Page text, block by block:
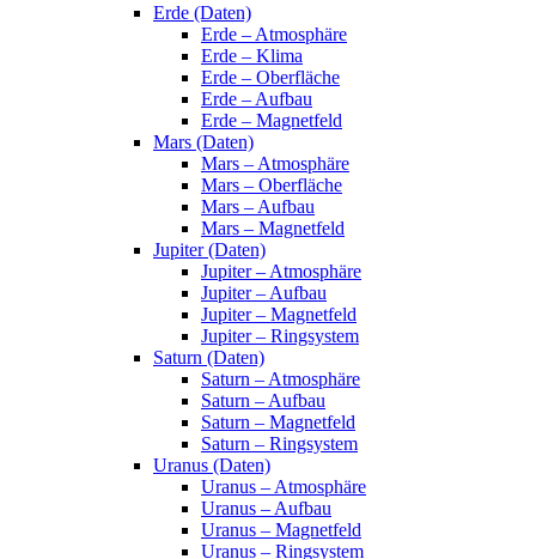
Erde (Daten)
Erde – Atmosphäre
Erde – Klima
Erde – Oberfläche
Erde – Aufbau
Erde – Magnetfeld
Mars (Daten)
Mars – Atmosphäre
Mars – Oberfläche
Mars – Aufbau
Mars – Magnetfeld
Jupiter (Daten)
Jupiter – Atmosphäre
Jupiter – Aufbau
Jupiter – Magnetfeld
Jupiter – Ringsystem
Saturn (Daten)
Saturn – Atmosphäre
Saturn – Aufbau
Saturn – Magnetfeld
Saturn – Ringsystem
Uranus (Daten)
Uranus – Atmosphäre
Uranus – Aufbau
Uranus – Magnetfeld
Uranus – Ringsystem